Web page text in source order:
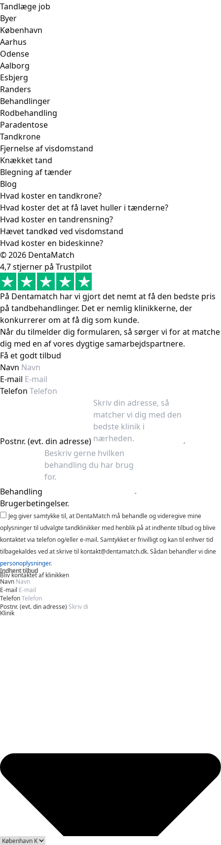
Tandlæge job
Byer
København
Aarhus
Odense
Aalborg
Esbjerg
Randers
Behandlinger
Rodbehandling
Paradentose
Tandkrone
Fjernelse af visdomstand
Knækket tand
Blegning af tænder
Blog
Hvad koster en tandkrone?
Hvad koster det at få lavet huller i tænderne?
Hvad koster en tandrensning?
Hævet tandkød ved visdomstand
Hvad koster en bideskinne?
© 2026 DentaMatch
4,7 stjerner på Trustpilot
På Dentamatch har vi gjort det nemt at få den bedste pris
på tandbehandlinger. Det er nemlig klinikkerne, der
konkurrerer om at få dig som kunde.
Når du tilmelder dig formularen, så sørger vi for at matche
dig med en af vores dygtige samarbejdspartnere.
Få et godt tilbud
Navn
E-mail
Telefon
Postnr. (evt. din adresse)
Behandling
Brugerbetingelser.
Jeg giver samtykke til, at DentaMatch må behandle og videregive mine
oplysninger til udvalgte tandklinikker med henblik på at indhente tilbud og blive
kontaktet via telefon og/eller e-mail. Samtykket er frivilligt og kan til enhver tid
tilbagekaldes ved at skrive til kontakt@dentamatch.dk. Sådan behandler vi dine
personoplysninger.
Indhent tilbud
Bliv kontaktet af klinikken
Navn
E-mail
Telefon
Postnr. (evt. din adresse)
Klinik